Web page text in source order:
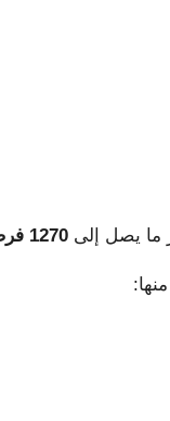
ما يصل إلى 1270 فرصة عمل